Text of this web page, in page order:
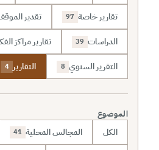
تقارير خاصة 97 تقدير
الدراسات 39 تقارير مراكز
التقرير السنوي 8 التقارير 4
الموضوع
الكل المجالس المحلية 41